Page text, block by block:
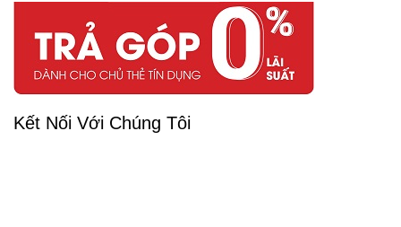
Kết Nối Với Chúng Tôi